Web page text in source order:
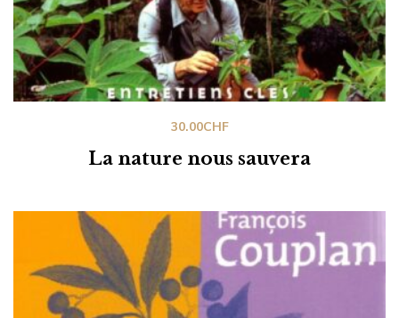
La nature nous sauvera
30.00CHF